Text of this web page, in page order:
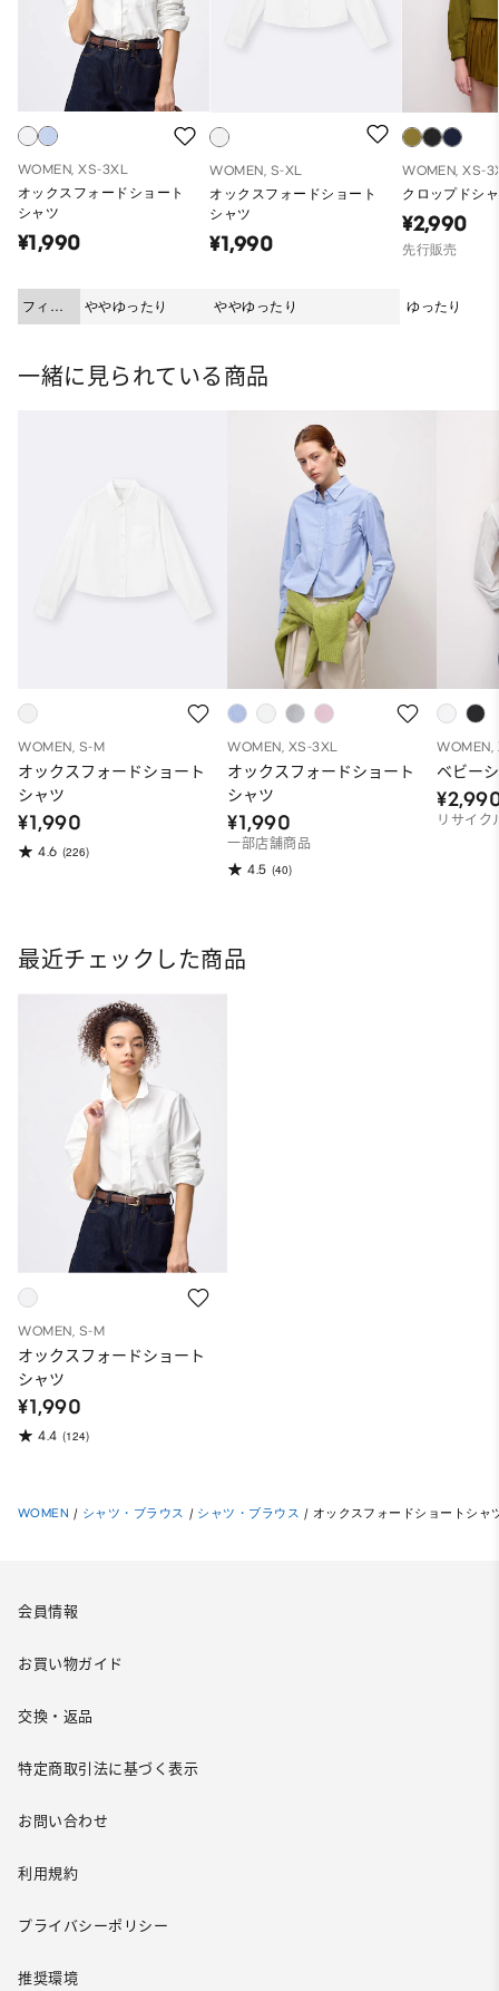
WOMEN, XS-3XL
オックスフォードショート
シャツ
¥1,990
フィッ
ト
ややゆったり
WOMEN, S-XL
オックスフォードショート
シャツ
¥1,990
ややゆったり
WOMEN, XS-
クロップドシ
¥2,990
先行販売
ゆったり
一緒に見られている商品
WOMEN, S-M
オックスフォードショート
シャツ
¥1,990
4.6 (226)
WOMEN, XS-3XL
オックスフォードショート
シャツ
¥1,990
一部店舗商品
4.5 (40)
WOMEN,
ベビー
リサイク
最近チェックした商品
WOMEN, S-M
オックスフォードショート
シャツ
¥1,990
4.4 (124)
WOMEN / シャツ・ブラウス / シャツ・ブラウス / オックスフォードショートシャ
会員情報
お買い物ガイド
交換・返品
特定商取引法に基づく表示
お問い合わせ
利用規約
プライバシーポリシー
推奨環境